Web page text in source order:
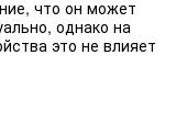
что он может
однако на
это не влияет